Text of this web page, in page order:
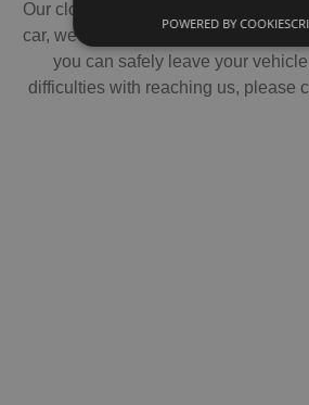
Our close neighbor is a sports field.
car, we suggest driving onto the
you can safely leave your
difficulties with reaching us, please
POWERED BY